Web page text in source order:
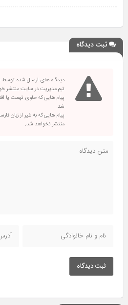
ثبت دیدگاه
دیدگاه های ارسال شده توسط
تیم مدیریت در سایت منتشر
پیام هایی که حاوی تهمت یا
شد.
پیام هایی که به غیر از زبان
منتشر نخواهد شد.
ثبت دیدگاه